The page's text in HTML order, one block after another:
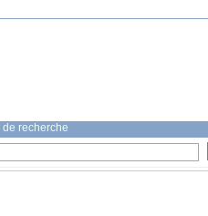
de recherche